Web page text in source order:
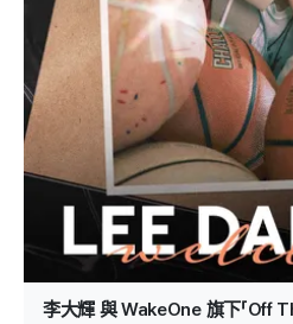
李大輝 與 WakeOne 旗下「Off